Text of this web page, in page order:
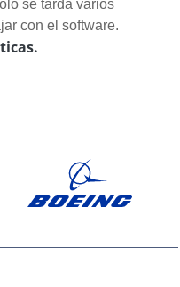
se tarda varios
con el software.